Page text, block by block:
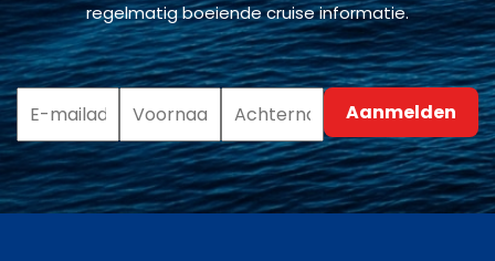
regelmatig boeiende cruise informatie.